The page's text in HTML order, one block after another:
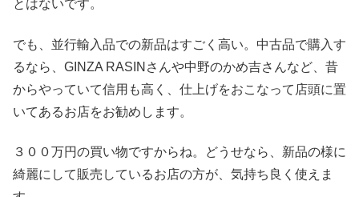
とはないです。
でも、並行輸入品での新品はすごく高い。中古品で購入す
るなら、GINZA RASINさんや中野のかめ吉さんなど、昔
からやっていて信用も高く、仕上げをおこなって店頭に置
いてあるお店をお勧めします。
３００万円の買い物ですからね。どうせなら、新品の様に
綺麗にして販売しているお店の方が、気持ち良く使えま